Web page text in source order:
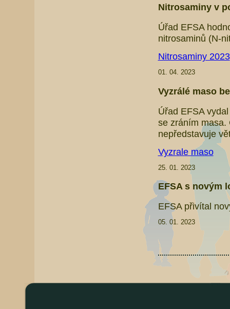
Nitrosaminy v
Úřad EFSA
nitrosaminů (N-
Nitrosaminy 2023
01. 04. 2023
Vyzrálé maso
Úřad EFSA
se zráním masa.
nepředstavuje
Vyzrale maso
25. 01. 2023
EFSA s novým
EFSA přivítal
05. 01. 2023